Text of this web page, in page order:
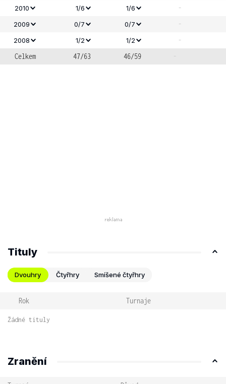
2010 1/6 1/6 -
2009 0/7 0/7 -
2008 1/2 1/2
-
Celkem
47/63 46/59 -
Tituly
Dvouhry Čtyřhry Smíšené čtyřhry
Rok Turnaje
Žádné tituly
Zranění